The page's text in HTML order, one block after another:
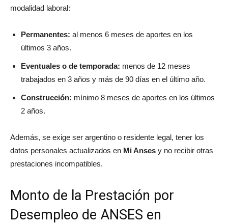
modalidad laboral:
Permanentes: al menos 6 meses de aportes en los
últimos 3 años.
Eventuales o de temporada: menos de 12 meses
trabajados en 3 años y más de 90 días en el último año.
Construcción: mínimo 8 meses de aportes en los últimos
2 años.
Además, se exige ser argentino o residente legal, tener los
datos personales actualizados en Mi Anses y no recibir otras
prestaciones incompatibles.
Monto de la Prestación por
Desempleo de ANSES en